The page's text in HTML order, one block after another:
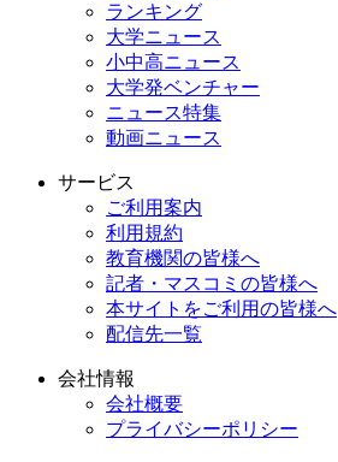
ランキング
大学ニュース
小中高ニュース
大学発ベンチャー
ニュース特集
動画ニュース
サービス
ご利用案内
利用規約
教育機関の皆様へ
記者・マスコミの皆様へ
本サイトをご利用の皆様へ
配信先一覧
会社情報
会社概要
プライバシーポリシー